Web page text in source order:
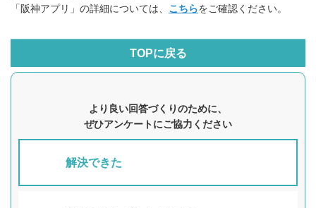
「阪神アプリ」の詳細については、 こちらをご確認ください。
TOPに戻る
より良い回答づくりのために、
ぜひアンケートにご協力ください
解決できた